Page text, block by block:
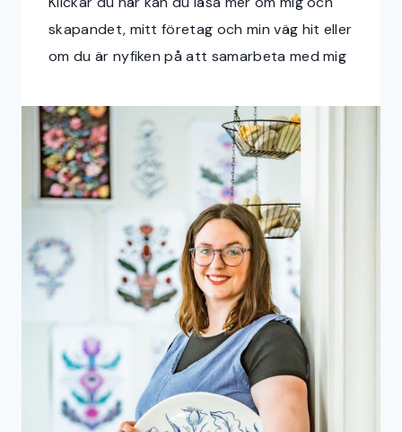
skapandet, mitt företag och min väg hit eller
om du är nyfiken på att samarbeta med mig